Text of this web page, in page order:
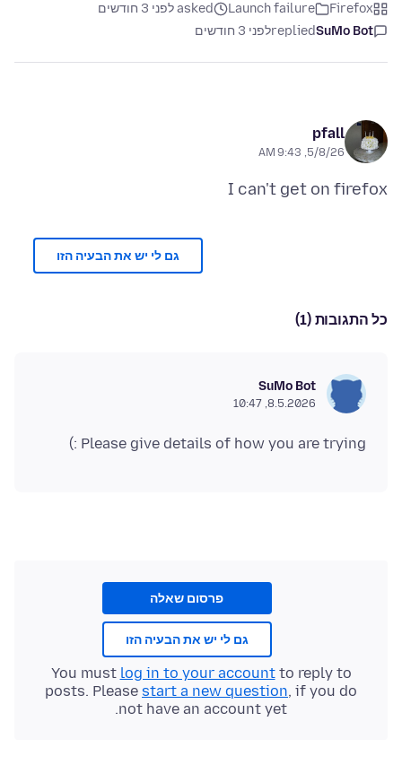
Firefox
Launch failure
asked לפני 3 חודשים
SuMo Bot
repliedלפני 3 חודשים
pfall
5/8/26, 9:43 AM
I can't get on firefox
גם לי יש את הבעיה הזו
כל התגובות (1)
SuMo Bot
8.5.2026, 10:47
Please give details of how you are trying :)
פרסום שאלה
גם לי יש את הבעיה הזו
You must log in to your accountto reply to
posts. Please start a new question, if you do
not have an account yet.